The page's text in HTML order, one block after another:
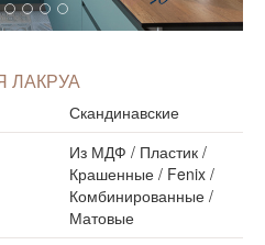
ЛАКРУА
Скандинавские
Из МДФ / Пластик/
Крашенные/ Fenix/
Комбинированные/
Матовые